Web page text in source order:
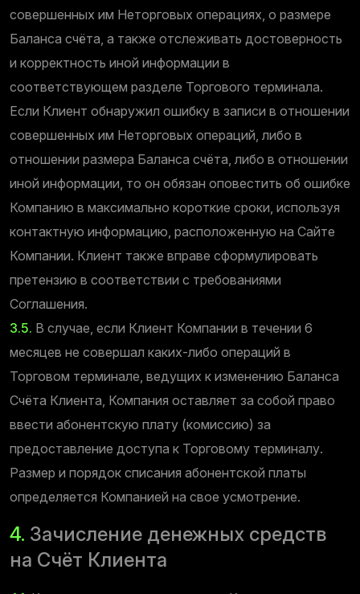
совершенных им Неторговых операциях, о размере
Баланса счёта, а также отслеживать достоверность
и корректность иной информации в
соответствующем разделе Торгового терминала.
Если Клиент обнаружил ошибку в записи в отношении
совершенных им Неторговых операций, либо в
отношении размера Баланса счёта, либо в отношении
иной информации, то он обязан оповестить об ошибке
Компанию в максимально короткие сроки, используя
контактную информацию, расположенную на Сайте
Компании. Клиент также вправе сформулировать
претензию в соответствии с требованиями
Соглашения.
3.5. В случае, если Клиент Компании в течении 6
месяцев не совершал каких-либо операций в
Торговом терминале, ведущих к изменению Баланса
Счёта Клиента, Компания оставляет за собой право
ввести абонентскую плату (комиссию) за
предоставление доступа к Торговому терминалу.
Размер и порядок списания абонентской платы
определяется Компанией на свое усмотрение.
4. Зачисление денежных средств
на Счёт Клиента